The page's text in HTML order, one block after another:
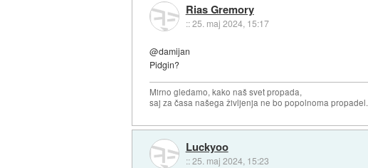
Rias Gremory
::25. maj 2024, 15:17
@damijan
Pidgin?
Mirno gledamo, kako naš svet propada,
saj za časa našega življenja ne bo popolnoma propadel.
Luckyoo
::25. maj 2024, 15:23